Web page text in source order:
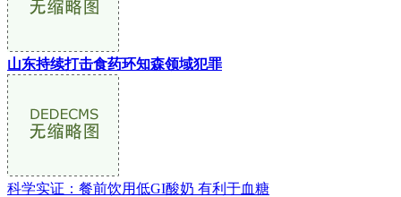
山东持续打击食药环知森领域犯罪
科学实证：餐前饮用低GI酸奶 有利于血糖